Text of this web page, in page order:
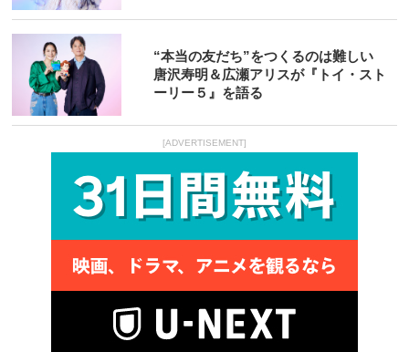
“本当の友だち”をつくるのは難しい
唐沢寿明＆広瀬アリスが『トイ・スト
ーリー５』を語る
[ADVERTISEMENT]